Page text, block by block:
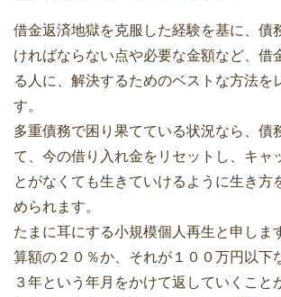
借金返済地獄を克服した経験を基に、債
ければならない点や必要な金額など、借
る人に、解決するためのベストな方法を
す。
多重債務で困り果てている状況なら、債
て、今の借り入れ金をリセットし、キャ
とがなくても生きていけるように生き方
められます。
たまに耳にする小規模個人再生と申しま
算額の２０％か、それが１００万円以下
３年という年月をかけて返していくこと